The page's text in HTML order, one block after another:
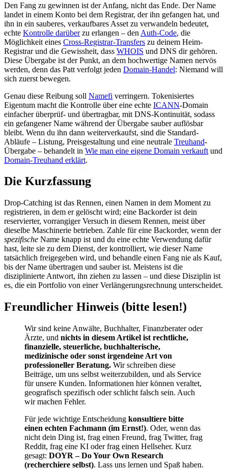
Den Fang zu gewinnen ist der Anfang, nicht das Ende. Der Name
landet in einem Konto bei dem Registrar, der ihn gefangen hat, und
ihn in ein sauberes, verkaufbares Asset zu verwandeln bedeutet,
echte Kontrolle darüberzu erlangen – den Auth-Code, die
Möglichkeit eines Cross-Registrar-Transfers zu deinem Heim-
Registrar und die Gewissheit, dass WHOIS und DNS dir gehören.
Diese Übergabe ist der Punkt, an dem hochwertige Namen nervös
werden, denn das Patt verfolgt jeden Domain-Handel: Niemand will
sich zuerst bewegen.
Genau diese Reibung soll Namefi verringern. Tokenisiertes
Eigentum macht die Kontrolle über eine echte ICANN-Domain
einfacher überprüf- und übertragbar, mit DNS-Kontinuität, sodass
ein gefangener Name während der Übergabe sauber auflösbar
bleibt. Wenn du ihn dann weiterverkaufst, sind die Standard-
Abläufe – Listung, Preisgestaltung und eine neutrale Treuhand-
Übergabe – behandelt in Wie man eine eigene Domain verkauft und
Domain-Treuhand erklärt.
Die Kurzfassung
Drop-Catching ist das Rennen, einen Namen in dem Moment zu
registrieren, in dem er gelöscht wird; eine Backorder ist dein
reservierter, vorrangiger Versuch in diesem Rennen, meist über
dieselbe Maschinerie betrieben. Zahle für eine Backorder, wenn der
spezifische Name knapp ist und du eine echte Verwendung dafür
hast, leite sie zu dem Dienst, der kontrolliert, wie dieser Name
tatsächlich freigegeben wird, und behandle einen Fang nie als Kauf,
bis der Name übertragen und sauber ist. Meistens ist die
disziplinierte Antwort, ihn ziehen zu lassen – und diese Disziplin ist
es, die ein Portfolio von einer Verlängerungsrechnung unterscheidet.
Freundlicher Hinweis (bitte lesen!)
Wir sind keine Anwälte, Buchhalter, Finanzberater oder
Ärzte, und nichts in diesem Artikel ist rechtliche,
finanzielle, steuerliche, buchhalterische,
medizinische oder sonst irgendeine Art von
professioneller Beratung. Wir schreiben diese
Beiträge, um uns selbst weiterzubilden, und als Service
für unsere Kunden. Informationen hier können veraltet,
geografisch spezifisch oder schlicht falsch sein. Auch
wir machen Fehler.
Für jede wichtige Entscheidung konsultiere bitte
einen echten Fachmann (im Ernst!). Oder, wenn das
nicht dein Ding ist, frag einen Freund, frag Twitter, frag
Reddit, frag eine KI oder frag einen Hellseher. Kurz
gesagt: DOYR – Do Your Own Research
(recherchiere selbst). Lass uns lernen und Spaß haben.